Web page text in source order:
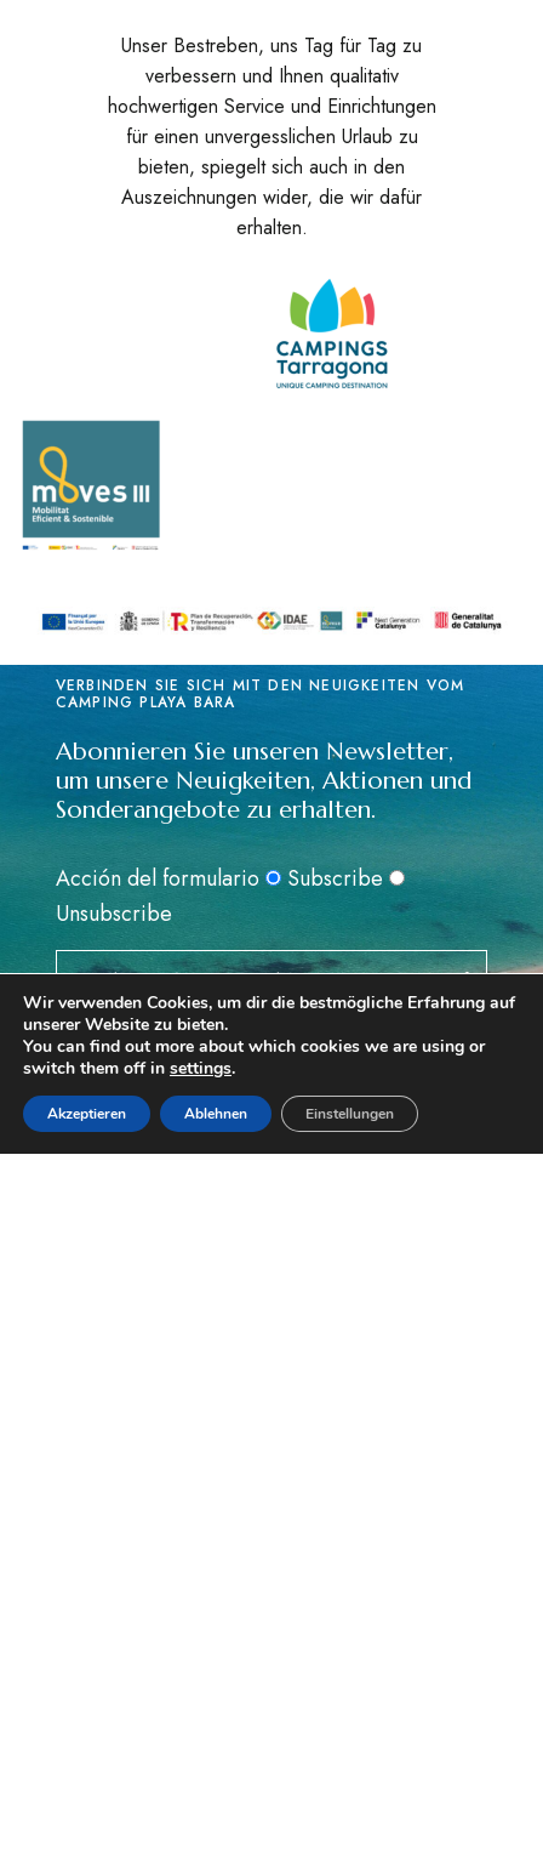
Unser Bestreben, uns Tag für Tag zu
verbessern und Ihnen qualitativ
hochwertigen Service und Einrichtungen
für einen unvergesslichen Urlaub zu
bieten, spiegelt sich auch in den
Auszeichnungen wider, die wir dafür
erhalten.
VERBINDEN SIE SICH MIT DEN NEUIGKEITEN VOM
CAMPING PLAYA BARA
Abonnieren Sie unseren Newsletter,
um unsere Neuigkeiten, Aktionen und
Sonderangebote zu erhalten.
Acción del formulario
Subscribe
Unsubscribe
Suscribete
He leído y acepto laPolítica de Privacidad
ADRESSE
CRTA. N340 Km.1183
Reservar
Wir verwenden Cookies, um dir die bestmögliche Erfahrung auf
unserer Website zu bieten.
You can find out more about which cookies we are using or
switch them off in settings.
Akzeptieren Ablehnen Einstellungen